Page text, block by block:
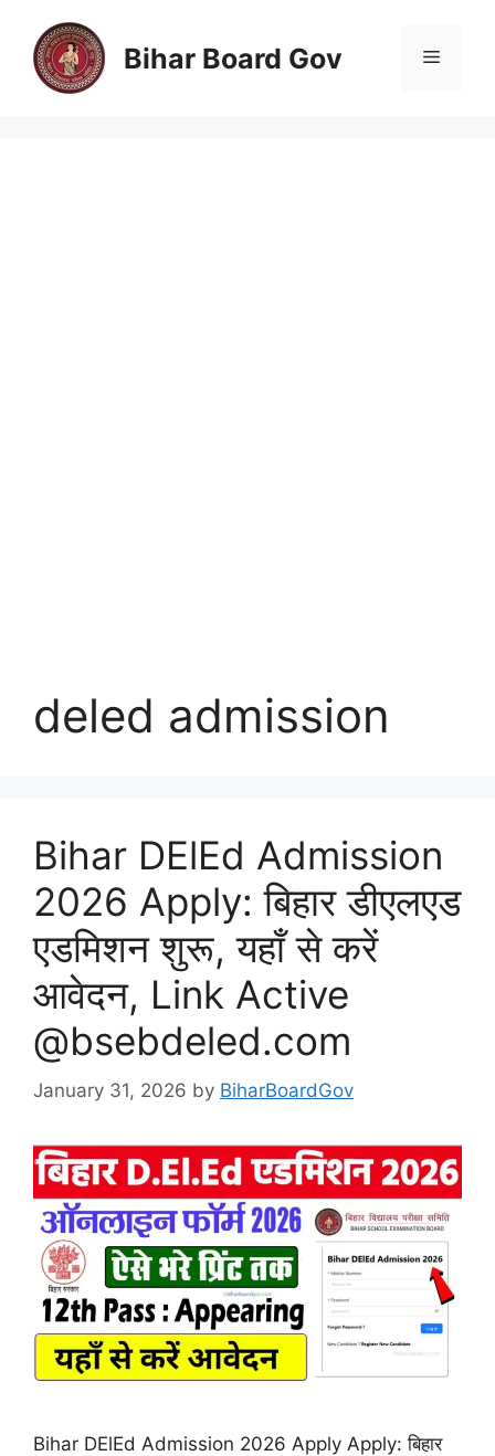
content
Bihar Board Gov Menu
deled admission
Bihar DElEd Admission
2026 Apply: बिहार डीएलएड
एडमिशन शुरू, यहाँ से करें
आवेदन, Link Active
@bsebdeled.com
January 31, 2026 by BiharBoardGov
Bihar DElEd Admission 2026 Apply Apply: बिहार